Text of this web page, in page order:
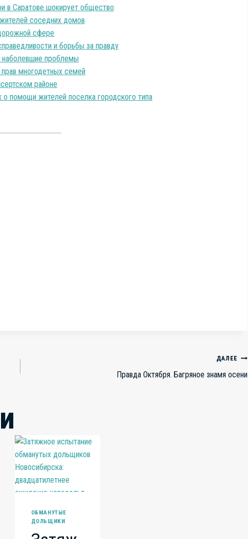
в Саратове шокирует общество
соседних домов
сфере
и борьбы за правду
наболевшие проблемы
многодетных семей
районе
помощи жителей поселка городского типа
ДАЛЕЕ
Правда Октября. Багряное знамя осени
ОБМАНУТЫЕ
ДОЛЬЩИКИ